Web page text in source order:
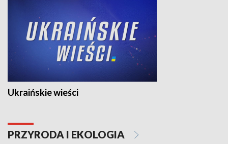
Ukraińskie wieści
PRZYRODA I EKOLOGIA